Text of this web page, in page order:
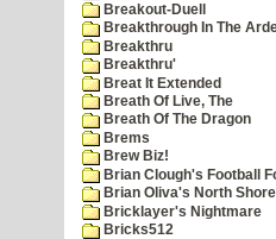
Breakout-Duell
Breakthrough In The
Breakthru
Breakthru'
Breat It Extended
Breath Of Live, The
Breath Of The Dragon
Brems
Brew Biz!
Brian Clough's Football
Brian Oliva's North
Bricklayer's Nightmare
Bricks512